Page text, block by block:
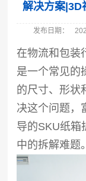
解决方案|3D
发布日期：
在物流和包装
是一个常见的
的尺寸、形状
决这个问题，
导的SKU纸箱
中的拆解难题。